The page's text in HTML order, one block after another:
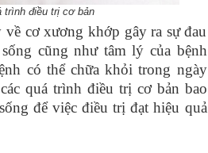
trình điều trị cơ bản
cơ xương khớp gây ra sự đau
cũng như tâm lý của bệnh
có thể chữa khỏi trong ngày
quá trình điều trị cơ bản bao
để việc điều trị đạt hiệu quả